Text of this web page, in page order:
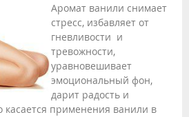
Аромат ванили снимает
стресс, избавляет от
гневливости и
тревожности,
уравновешивает
эмоциональный фон,
дарит радость и
применения ванили в